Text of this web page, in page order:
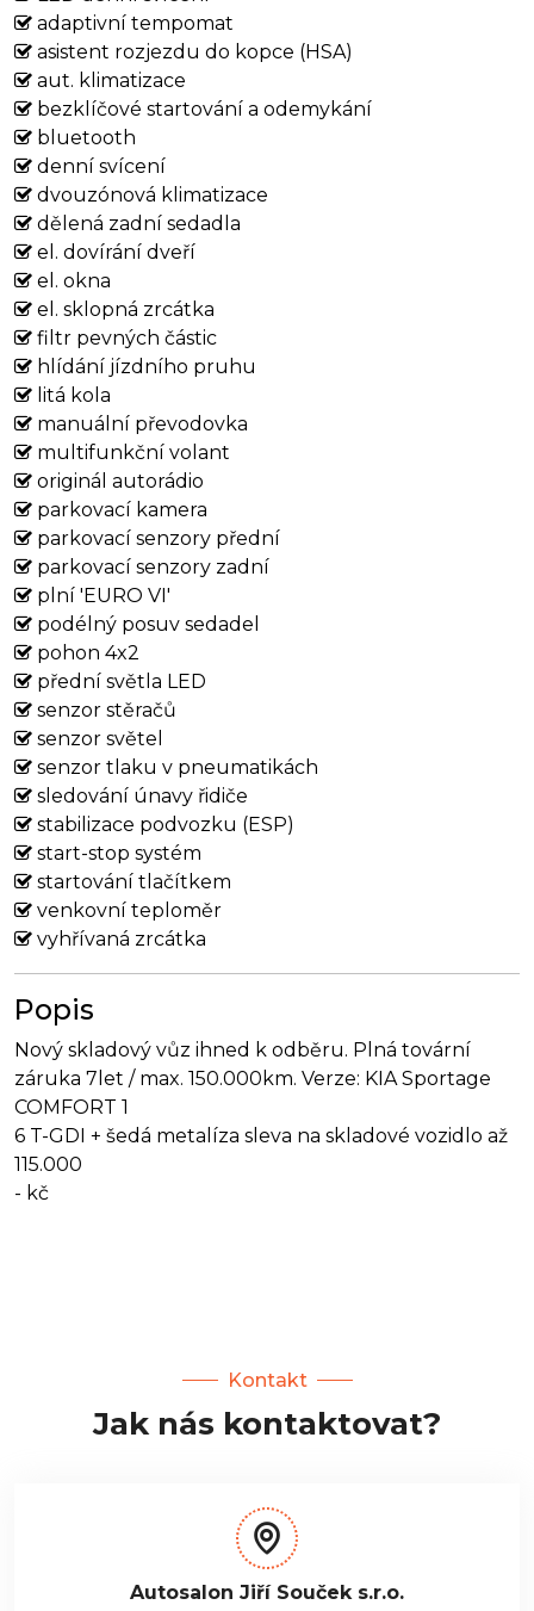
adaptivní tempomat
asistent rozjezdu do kopce (HSA)
aut. klimatizace
bezklíčové startování a odemykání
bluetooth
denní svícení
dvouzónová klimatizace
dělená zadní sedadla
el. dovírání dveří
el. okna
el. sklopná zrcátka
filtr pevných částic
hlídání jízdního pruhu
litá kola
manuální převodovka
multifunkční volant
originál autorádio
parkovací kamera
parkovací senzory přední
parkovací senzory zadní
plní 'EURO VI'
podélný posuv sedadel
pohon 4x2
přední světla LED
senzor stěračů
senzor světel
senzor tlaku v pneumatikách
sledování únavy řidiče
stabilizace podvozku (ESP)
start-stop systém
startování tlačítkem
venkovní teploměr
vyhřívaná zrcátka
Popis
Nový skladový vůz ihned k odběru. Plná tovární
záruka 7let / max. 150.000km. Verze: KIA Sportage
COMFORT 1
6 T-GDI + šedá metalíza sleva na skladové vozidlo až
115.000
- kč
Kontakt
Jak nás kontaktovat?
Autosalon Jiří Souček s.r.o.